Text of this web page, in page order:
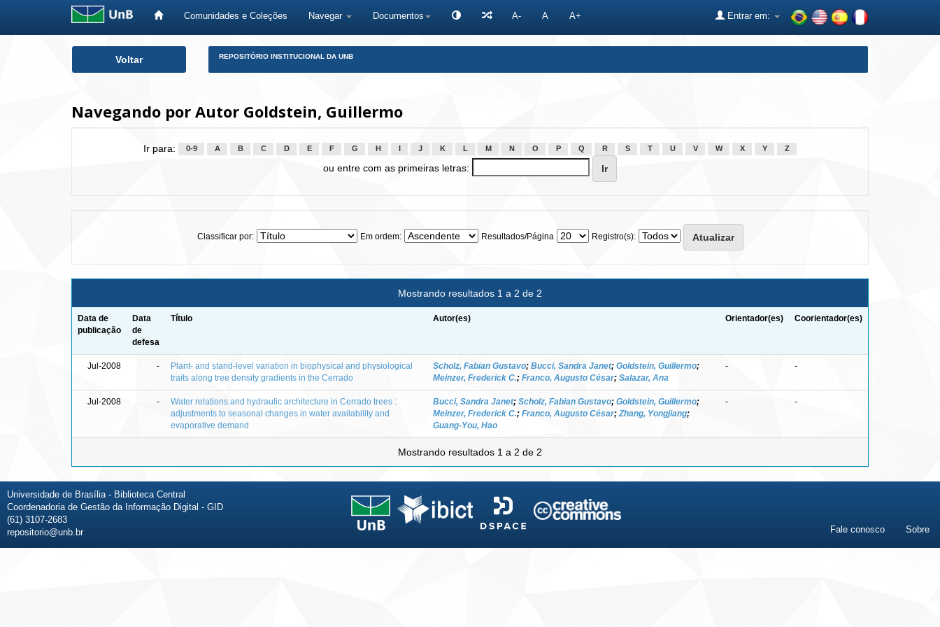
Comunidades e Coleções Navegar Documentos A- A A+ Entrar em:
Voltar REPOSITÓRIO INSTITUCIONAL DA UNB
Navegando por Autor Goldstein, Guillermo
Ir para: 0-9 A B C D E F G H J K L M N O P Q R S T U V W X Y Z
ou entre com as primeiras letras:
Classificar por: Em ordem: Resultados/Página Registro(s):
Mostrando resultados 1 a 2 de 2
Data de
publicação
Data
de
defesa
Título Autor(es) Orientador(es) Coorientador(es)
Jul-2008 -
Plant- and stand-level variation in biophysical and physiological
traits along tree density gradients in the Cerrado
Scholz, Fabian Gustavo; Bucci, Sandra Janet; Goldstein, Guillermo;
Meinzer, Frederick C.; Franco, Augusto César; Salazar, Ana
- -
Jul-2008 -
Water relations and hydraulic architecture in Cerrado trees :
adjustments to seasonal changes in water availability and
evaporative demand
Bucci, Sandra Janet; Scholz, Fabian Gustavo; Goldstein, Guillermo;
Meinzer, Frederick C.; Franco, Augusto César; Zhang, Yongjiang;
Guang-You, Hao
- -
Mostrando resultados 1 a 2 de 2
Universidade de Brasília - Biblioteca Central
Coordenadoria de Gestão da Informação Digital - GID
(61) 3107-2683
repositorio@unb.br
Fale conosco Sobre